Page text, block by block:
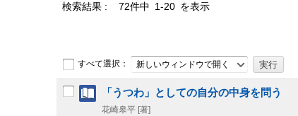
検索結果 72件中 1-20 を表示
すべて選択： 新しいウィンドウで開く
「うつわ」としての自分の中身を問う
花崎皋平 [著]